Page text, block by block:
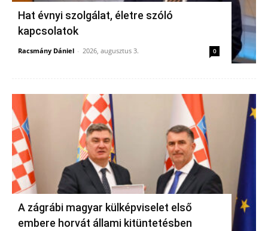
Hat évnyi szolgálat, életre szóló
kapcsolatok
Racsmány Dániel - 2026, augusztus 3. 0
A zágrábi magyar külképviselet első
embere horvát állami kitüntetésben